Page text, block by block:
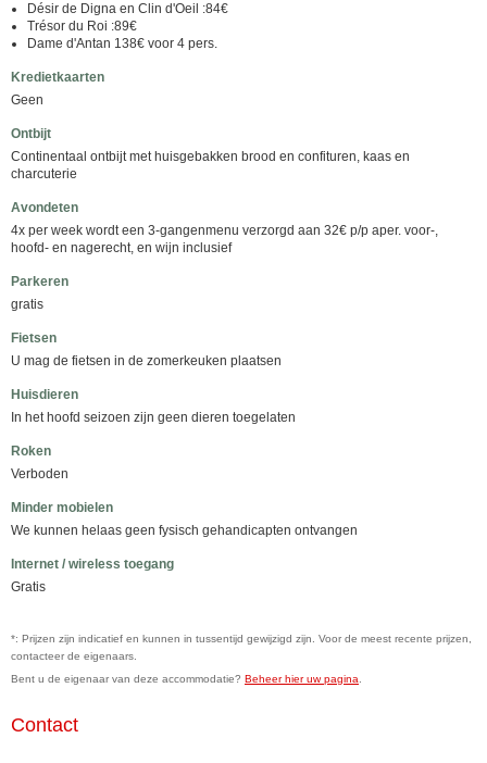
Désir de Digna en Clin d'Oeil :84€
Trésor du Roi :89€
Dame d'Antan 138€ voor 4 pers.
Kredietkaarten
Geen
Ontbijt
Continentaal ontbijt met huisgebakken brood en confituren, kaas en
charcuterie
Avondeten
4x per week wordt een 3-gangenmenu verzorgd aan 32€ p/p aper. voor-,
hoofd- en nagerecht, en wijn inclusief
Parkeren
gratis
Fietsen
U mag de fietsen in de zomerkeuken plaatsen
Huisdieren
In het hoofd seizoen zijn geen dieren toegelaten
Roken
Verboden
Minder mobielen
We kunnen helaas geen fysisch gehandicapten ontvangen
Internet / wireless toegang
Gratis
*: Prijzen zijn indicatief en kunnen in tussentijd gewijzigd zijn. Voor de meest recente prijzen,
contacteer de eigenaars.
Bent u de eigenaar van deze accommodatie? Beheer hier uw pagina
Contact